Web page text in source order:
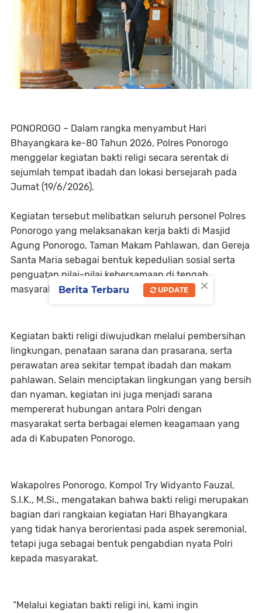
PONOROGO – Dalam rangka menyambut Hari
Bhayangkara ke-80 Tahun 2026, Polres Ponorogo
menggelar kegiatan bakti religi secara serentak di
sejumlah tempat ibadah dan lokasi bersejarah pada
Jumat (19/6/2026).
Kegiatan tersebut melibatkan seluruh personel Polres
Ponorogo yang melaksanakan kerja bakti di Masjid
Agung Ponorogo, Taman Makam Pahlawan, dan Gereja
Santa Maria sebagai bentuk kepedulian sosial serta
penguatan nilai-nilai kebersamaan di tengah
masyarakat.
Kegiatan bakti religi diwujudkan melalui pembersihan
lingkungan, penataan sarana dan prasarana, serta
perawatan area sekitar tempat ibadah dan makam
pahlawan. Selain menciptakan lingkungan yang bersih
dan nyaman, kegiatan ini juga menjadi sarana
mempererat hubungan antara Polri dengan
masyarakat serta berbagai elemen keagamaan yang
ada di Kabupaten Ponorogo.
Wakapolres Ponorogo, Kompol Try Widyanto Fauzal,
S.I.K., M.Si., mengatakan bahwa bakti religi merupakan
bagian dari rangkaian kegiatan Hari Bhayangkara
yang tidak hanya berorientasi pada aspek seremonial,
tetapi juga sebagai bentuk pengabdian nyata Polri
kepada masyarakat.
“Melalui kegiatan bakti religi ini, kami ingin
×
Berita Terbaru UPDATE